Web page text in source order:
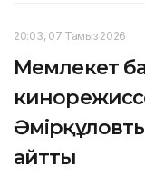
20:03, 07 Тамыз 2026
Мемлекет
айтты